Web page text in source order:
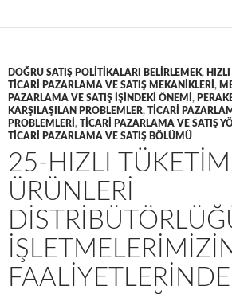
DOĞRU SATIŞ POLITIKALARI BELIRLEMEK,
TICARI PAZARLAMA VE SATIŞ MEKANIKLERI ,
PAZARLAMA VE SATIŞ IŞINDEKI ÖNEMI ,
KARŞILAŞILAN PROBLEMLER, TICARI
PROBLEMLERI , TICARI PAZARLAMA VE SATIŞ
TICARI PAZARLAMA VE SATIŞ BÖLÜMÜ
25-HIZLI TÜKETIM
ÜRÜNLERI
FAALIYETLERINDE